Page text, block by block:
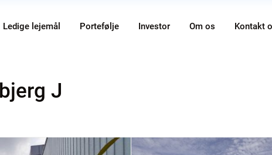
Ledige lejemål Portefølje Investor Om os Kontakt
J